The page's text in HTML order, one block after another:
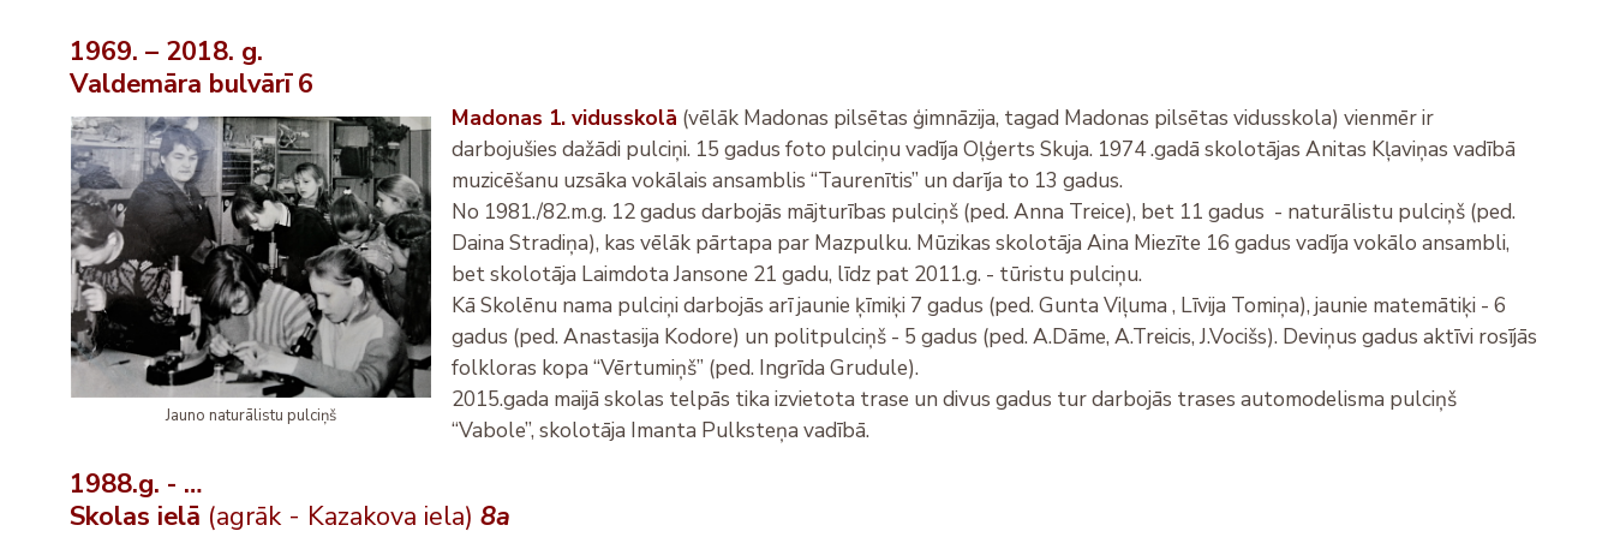
1969. – 2018. g.
Valdemāra bulvārī 6
Jauno naturālistu pulciņš
Madonas 1. vidusskolā (vēlāk Madonas pilsētas ģimnāzija, tagad Madonas pilsētas vidusskola) vienmēr ir
darbojušies dažādi pulciņi. 15 gadus foto pulciņu vadīja Oļģerts Skuja. 1974 .gadā skolotājas Anitas Kļaviņas vadībā
muzicēšanu uzsāka vokālais ansamblis “Taurenītis” un darīja to 13 gadus.
No 1981./82.m.g. 12 gadus darbojās mājturības pulciņš (ped. Anna Treice), bet 11 gadus - naturālistu pulciņš (ped.
Daina Stradiņa), kas vēlāk pārtapa par Mazpulku. Mūzikas skolotāja Aina Miezīte 16 gadus vadīja vokālo ansambli,
bet skolotāja Laimdota Jansone 21 gadu, līdz pat 2011.g. - tūristu pulciņu.
Kā Skolēnu nama pulciņi darbojās arī jaunie ķīmiķi 7 gadus (ped. Gunta Viļuma , Līvija Tomiņa), jaunie matemātiķi - 6
gadus (ped. Anastasija Kodore) un politpulciņš - 5 gadus (ped. A.Dāme, A.Treicis, J.Vocišs). Deviņus gadus aktīvi rosījās
folkloras kopa “Vērtumiņš” (ped. Ingrīda Grudule).
2015.gada maijā skolas telpās tika izvietota trase un divus gadus tur darbojās trases automodelisma pulciņš
“Vabole”, skolotāja Imanta Pulksteņa vadībā.
1988.g. - …
Skolas ielā (agrāk - Kazakova iela) 8a